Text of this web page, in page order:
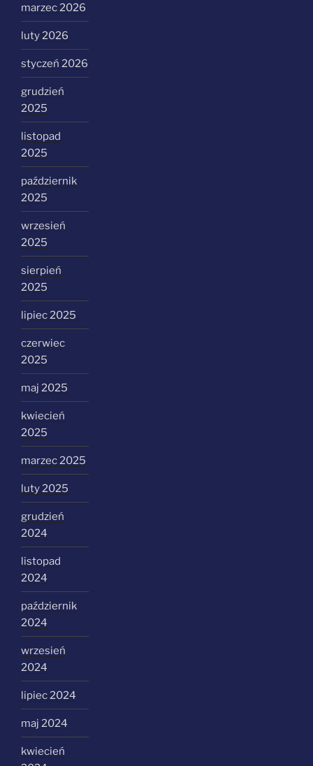
marzec 2026
luty 2026
styczeń 2026
grudzień
2025
listopad
2025
październik
2025
wrzesień
2025
sierpień
2025
lipiec 2025
czerwiec
2025
maj 2025
kwiecień
2025
marzec 2025
luty 2025
grudzień
2024
listopad
2024
październik
2024
wrzesień
2024
lipiec 2024
maj 2024
kwiecień